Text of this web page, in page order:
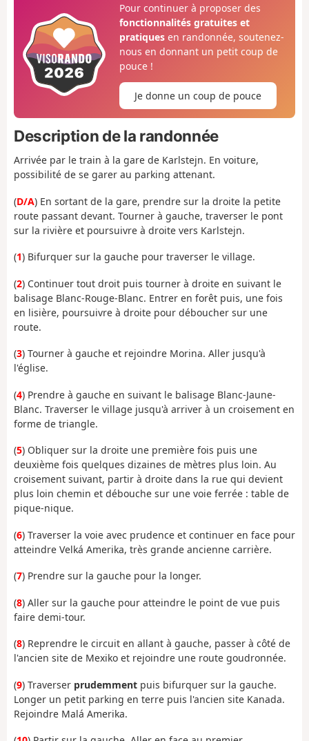
Pour continuer à proposer des
fonctionnalités gratuites et
pratiquesen randonnée, soutenez-
nous en donnant un petit coup de
pouce !
Je donne un coup de pouce
Description de la randonnée
Arrivée par le train à la gare de Karlstejn. En voiture,
possibilité de se garer au parking attenant.
(D/A) En sortant de la gare, prendre sur la droite la petite
route passant devant. Tourner à gauche, traverser le pont
sur la rivière et poursuivre à droite vers Karlstejn.
(1) Bifurquer sur la gauche pour traverser le village.
(2) Continuer tout droit puis tourner à droite en suivant le
balisage Blanc-Rouge-Blanc. Entrer en forêt puis, une fois
en lisière, poursuivre à droite pour déboucher sur une
route.
(3) Tourner à gauche et rejoindre Morina. Aller jusqu'à
l'église.
(4) Prendre à gauche en suivant le balisage Blanc-Jaune-
Blanc. Traverser le village jusqu'à arriver à un croisement en
forme de triangle.
(5) Obliquer sur la droite une première fois puis une
deuxième fois quelques dizaines de mètres plus loin. Au
croisement suivant, partir à droite dans la rue qui devient
plus loin chemin et débouche sur une voie ferrée : table de
pique-nique.
(6) Traverser la voie avec prudence et continuer en face pour
atteindre Velká Amerika, très grande ancienne carrière.
(7) Prendre sur la gauche pour la longer.
(8) Aller sur la gauche pour atteindre le point de vue puis
faire demi-tour.
(8) Reprendre le circuit en allant à gauche, passer à côté de
l'ancien site de Mexiko et rejoindre une route goudronnée.
(9) Traverser prudemment puis bifurquer sur la gauche.
Longer un petit parking en terre puis l'ancien site Kanada.
Rejoindre Malá Amerika.